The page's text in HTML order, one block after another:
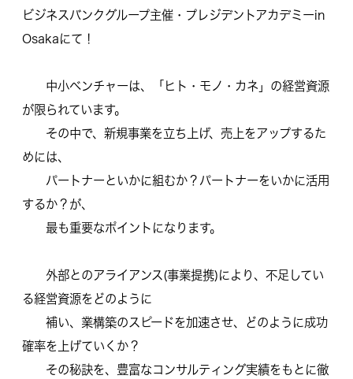
ビジネスバンクグループ主催・プレジデントアカデミーin
Osakaにて！
中小ベンチャーは、「ヒト・モノ・カネ」 の経営資源
が限られています。
その中で、新規事業を立ち上げ、売上をアップするた
めには、
パートナーといかに組むか？パートナーをいかに活用
するか？が、
最も重要なポイントになります。
外部とのアライアンス(事業提携)により、 不足してい
る経営資源をどのように
補い、業構築のスピードを加速させ、
どのように成功
確率を上げていくか？
その秘訣を、 豊富なコンサルティング実績をもとに徹